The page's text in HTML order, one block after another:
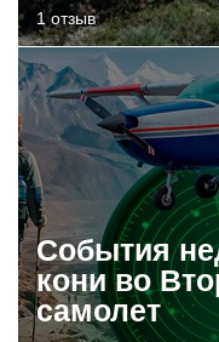
1 отзыв
События
кони во
самолет